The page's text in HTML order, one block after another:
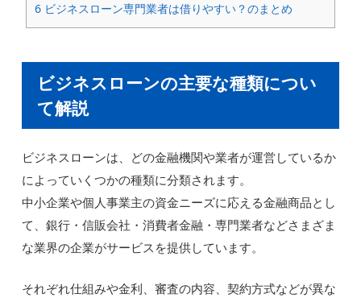
6 ビジネスローン専門業者は借りやすい？のまとめ
ビジネスローンの主要な種類につい
て解説
ビジネスローンは、どの金融機関や業者が運営しているか
によっていくつかの種類に分類されます。
中小企業や個人事業主の資金ニーズに応える金融商品とし
て、銀行・信販会社・消費者金融・専門業者などさまざま
な業界の企業がサービスを提供しています。
それぞれ仕組みや金利、審査の内容、契約方式などが異な